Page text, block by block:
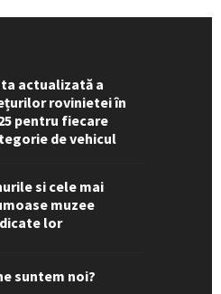
actualizată a
rovinietei în
pentru fiecare
de vehicul
si cele mai
muzee
lor
suntem noi?